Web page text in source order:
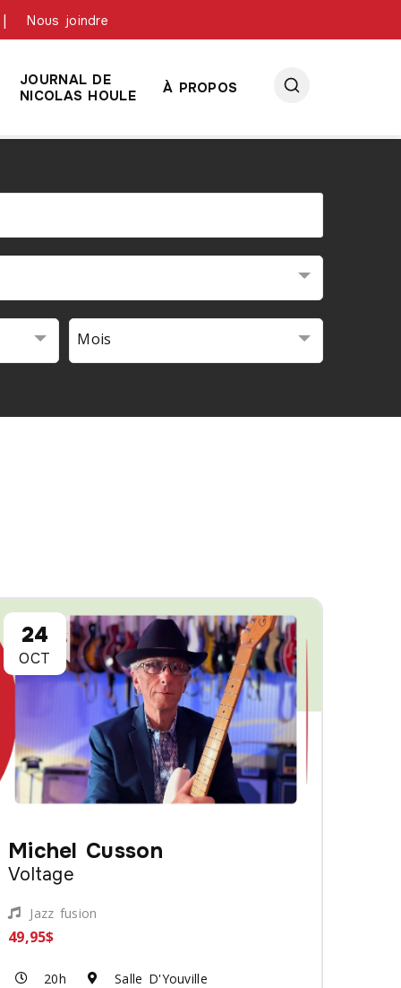
Nous joindre
JOURNAL DE
NICOLAS HOULE
À PROPOS
Mois
24
OCT
Michel Cusson
Voltage
Jazz fusion
49,95$
20h Salle D'Youville